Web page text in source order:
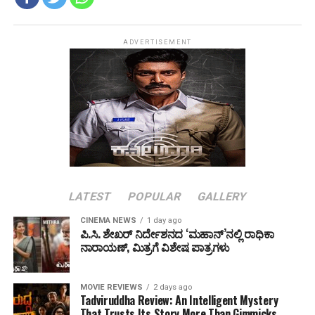
ADVERTISEMENT
LATEST POPULAR GALLERY
CINEMA NEWS 1 day ago
ಪಿ.ಸಿ. ಶೇಖರ್ ನಿರ್ದೇಶನದ ‘ಮಹಾನ್’ನಲ್ಲಿ ರಾಧಿಕಾ
ನಾರಾಯಣ್, ಮಿತ್ರಗೆ ವಿಶೇಷ ಪಾತ್ರಗಳು
MOVIE REVIEWS 2 days ago
Tadviruddha Review: An Intelligent Mystery